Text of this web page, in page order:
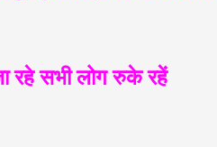
रहे सभी लोग रुके रहें